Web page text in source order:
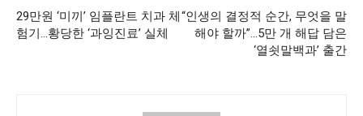
29만원 ‘미끼’ 임플란트 치과 체
험기…황당한 ‘과잉진료’ 실체
“인생의 결정적 순간, 무엇을 말
해야 할까”…5만 개 해답 담은
‘열쇳말백과’ 출간